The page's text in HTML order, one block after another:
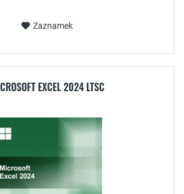
Zaznamek
EXCEL 2024 LTSC